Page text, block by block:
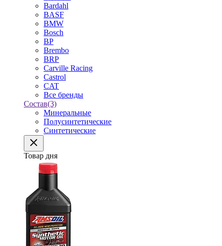
Bardahl
BASF
BMW
Bosch
BP
Brembo
BRP
Carville Racing
Castrol
CAT
Все бренды
Состав(3)
Минеральные
Полусинтетические
Синтетические
Товар дня